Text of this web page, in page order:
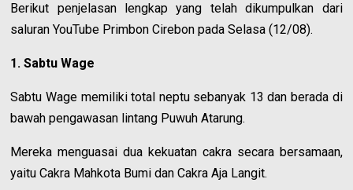
Berikut penjelasan lengkap yang telah dikumpulkan dari
saluran YouTube Primbon Cirebon pada Selasa (12/08).
1. Sabtu Wage
Sabtu Wage memiliki total neptu sebanyak 13 dan berada di
bawah pengawasan lintang Puwuh Atarung.
Mereka menguasai dua kekuatan cakra secara bersamaan,
yaitu Cakra Mahkota Bumi dan Cakra Aja Langit.